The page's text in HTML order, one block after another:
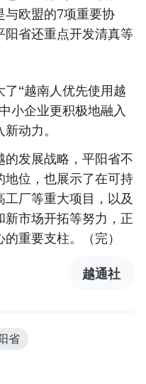
与欧盟的7项重要协
阳省还重点开发清真等
“越南人优先使用越
小企业更积极地融入
动力。
发展战略，平阳省不
位，也展示了在可持
厂等重大项目，以及
市场开拓等努力，正
重要支柱。（完）
越通社
省